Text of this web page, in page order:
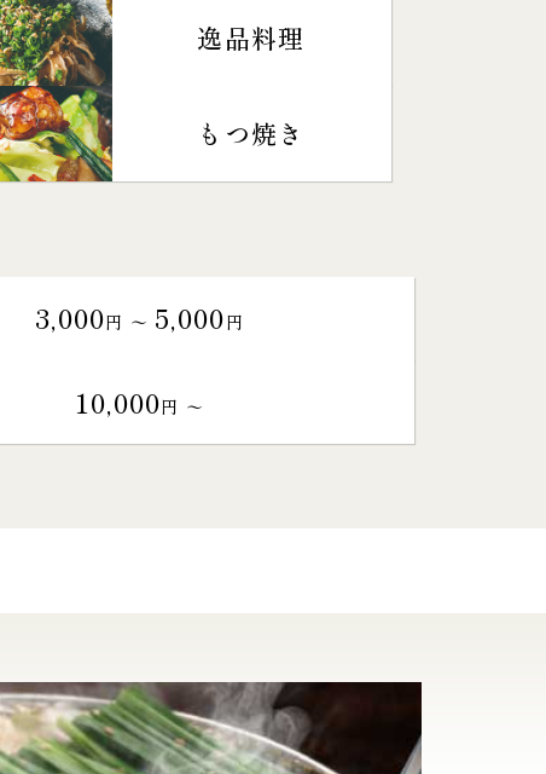
逸品料理
もつ焼き
3,000円 〜 5,000円
10,000円 〜